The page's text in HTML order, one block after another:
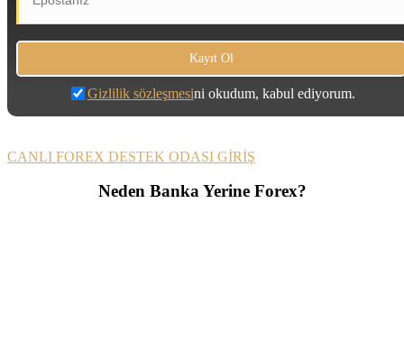
Gizlilik sözleşmesini okudum, kabul ediyorum.
CANLI FOREX DESTEK ODASI GİRİŞ
Neden Banka Yerine Forex?